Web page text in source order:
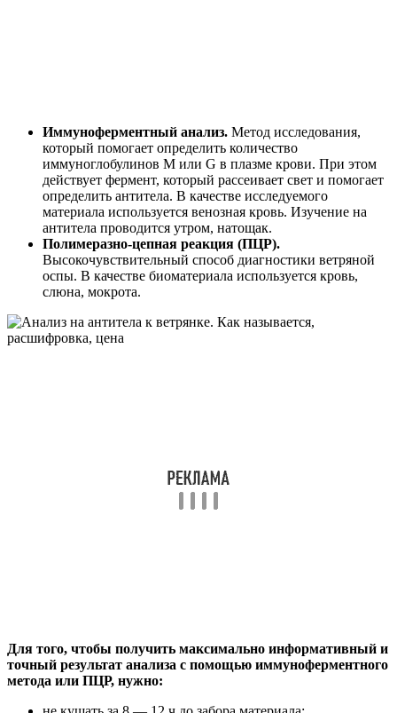
Иммуноферментный анализ. Метод исследования,
который помогает определить количество
иммуноглобулинов M или G в плазме крови. При этом
действует фермент, который рассеивает свет и помогает
определить антитела. В качестве исследуемого
материала используется венозная кровь. Изучение на
антитела проводится утром, натощак.
Полимеразно-цепная реакция (ПЦР).
Высокочувствительный способ диагностики ветряной
оспы. В качестве биоматериала используется кровь,
слюна, мокрота.
Для того, чтобы получить максимально информативный и
точный результат анализа с помощью иммуноферментного
метода или ПЦР, нужно: